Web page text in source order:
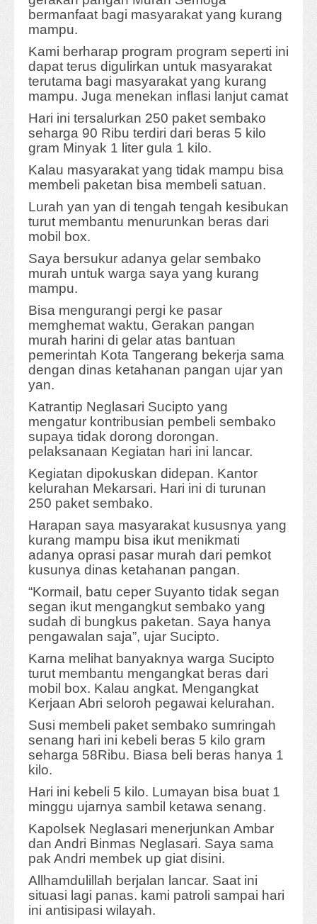
bermanfaat bagi masyarakat yang kurang
mampu.
Kami berharap program program seperti ini
dapat terus digulirkan untuk masyarakat
terutama bagi masyarakat yang kurang
mampu. Juga menekan inflasi lanjut camat
Hari ini tersalurkan 250 paket sembako
seharga 90 Ribu terdiri dari beras 5 kilo
gram Minyak 1 liter gula 1 kilo.
Kalau masyarakat yang tidak mampu bisa
membeli paketan bisa membeli satuan.
Lurah yan yan di tengah tengah kesibukan
turut membantu menurunkan beras dari
mobil box.
Saya bersukur adanya gelar sembako
murah untuk warga saya yang kurang
mampu.
Bisa mengurangi pergi ke pasar
memghemat waktu, Gerakan pangan
murah harini di gelar atas bantuan
pemerintah Kota Tangerang bekerja sama
dengan dinas ketahanan pangan ujar yan
yan.
Katrantip Neglasari Sucipto yang
mengatur kontribusian pembeli sembako
supaya tidak dorong dorongan.
pelaksanaan Kegiatan hari ini lancar.
Kegiatan dipokuskan didepan. Kantor
kelurahan Mekarsari. Hari ini di turunan
250 paket sembako.
Harapan saya masyarakat kususnya yang
kurang mampu bisa ikut menikmati
adanya oprasi pasar murah dari pemkot
kusunya dinas ketahanan pangan.
“Kormail, batu ceper Suyanto tidak segan
segan ikut mengangkut sembako yang
sudah di bungkus paketan. Saya hanya
pengawalan saja”, ujar Sucipto.
Karna melihat banyaknya warga Sucipto
turut membantu mengangkat beras dari
mobil box. Kalau angkat. Mengangkat
Kerjaan Abri seloroh pegawai kelurahan.
Susi membeli paket sembako sumringah
senang hari ini kebeli beras 5 kilo gram
seharga 58Ribu. Biasa beli beras hanya 1
kilo.
Hari ini kebeli 5 kilo. Lumayan bisa buat 1
minggu ujarnya sambil ketawa senang.
Kapolsek Neglasari menerjunkan Ambar
dan Andri Binmas Neglasari. Saya sama
pak Andri membek up giat disini.
Allhamdulillah berjalan lancar. Saat ini
situasi lagi panas. kami patroli sampai hari
ini antisipasi wilayah.